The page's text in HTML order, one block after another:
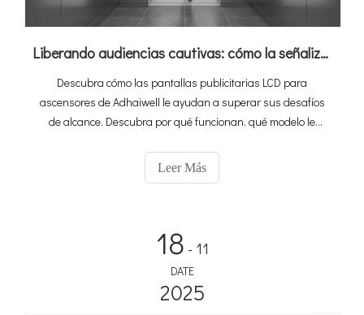
Liberando audiencias cautivas: cómo la señalización digital para ascensores de Adhaiwell convierte los ascensores en máquinas de ingresos
Descubra cómo las pantallas publicitarias LCD para
ascensores de Adhaiwell le ayudan a superar sus desafíos
de alcance. Descubra por qué funcionan, qué modelo le
oficinas, hoteles y apartamentos.
Leer Más
18 - 11
DATE
2025